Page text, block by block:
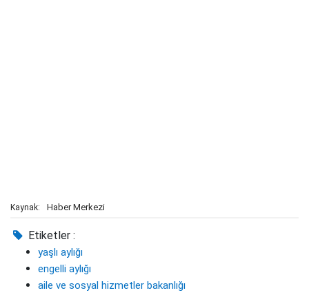
Kaynak: Haber Merkezi
Etiketler :
yaşlı aylığı
engelli aylığı
aile ve sosyal hizmetler bakanlığı